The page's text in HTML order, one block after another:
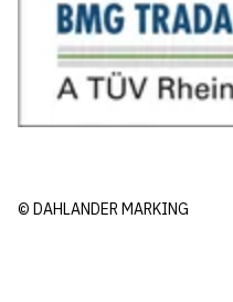
© DAHLANDER MARKING